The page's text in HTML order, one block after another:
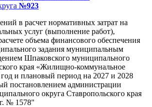
№923
в расчет нормативных затрат на
услуг (выполнение работ),
объема финансового обеспечения
задания муниципальным
Шпаковского муниципального
края «Жилищно-коммунальное
год и плановый период на 2027 и 2028
постановлением администрации
округа Ставропольского края
№ 1578"